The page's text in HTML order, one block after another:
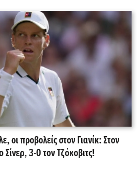
οι προβολείς στον Γιανίκ: Στον
3-0 τον Τζόκοβιτς!